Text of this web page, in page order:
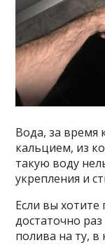
Вода, за время
кальцием, из
такую воду
укрепления и
Если вы
достаточно
полива на ту, в